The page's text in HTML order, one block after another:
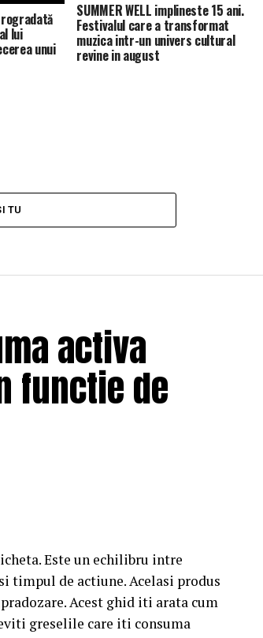
lui
unui
SUMMER WELL implineste 15 ani.
Festivalul care a transformat
muzica intr-un univers cultural
revine in august
TU
activa
functie de
Este un echilibru intre
timpul de actiune. Acelasi produs
Acest ghid iti arata cum
greselile care iti consuma